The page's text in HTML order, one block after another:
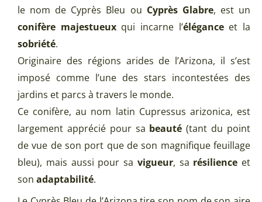
le nom de Cyprès Bleu ou Cyprès Glabre, est un
conifère majestueuxqui incarne l’éléganceet la
sobriété.
Originaire des régions arides de l’Arizona, il s’est
imposé comme l’une des stars incontestées des
jardins et parcs à travers le monde.
Ce conifère, au nom latin Cupressus arizonica, est
largement apprécié pour sa beauté (tant du point
de vue de son port que de son magnifique feuillage
bleu), mais aussi pour sa vigueur, sa résilience et
son adaptabilité.